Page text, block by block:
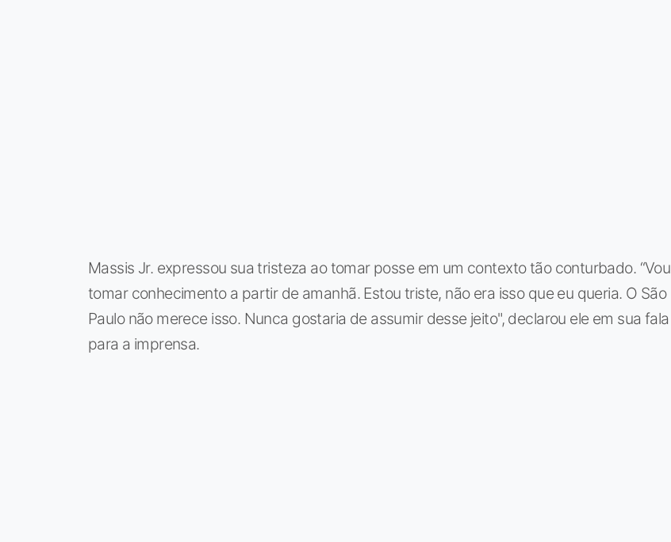
Massis Jr. expressou sua tristeza ao tomar posse em um contexto tão conturbado. “Vou
tomar conhecimento a partir de amanhã. Estou triste, não era isso que eu queria. O São
Paulo não merece isso. Nunca gostaria de assumir desse jeito", declarou ele em sua fala
para a imprensa.